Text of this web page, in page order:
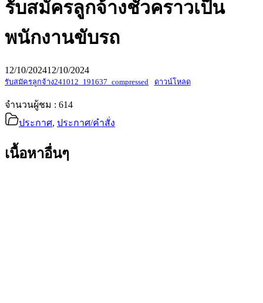
รับสมัครลูกจ้างชั่วคราวเป็น
พนักงานขับรถ
12/10/202412/10/2024
รับสมัครลูกจ้าง241012_191637_compressed ดาวน์โหลด
จำนวนผู้ชม : 614
ประกาศ, ประกาศ/คำสั่ง
เนื้อหาอื่นๆ